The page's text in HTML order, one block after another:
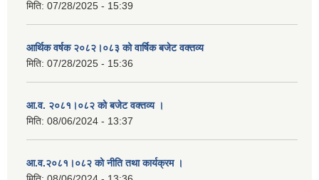
मिति: 07/28/2025 - 15:39
आर्थिक वर्षक २०८२।०८३ को वार्षिक बजेट वक्तव्य
मिति: 07/28/2025 - 15:36
आ.व. २०८१।०८२ को बजेट वक्तव्य ।
मिति: 08/06/2024 - 13:37
आ.व.२०८१।०८२ को नीति तथा कार्यक्रम ।